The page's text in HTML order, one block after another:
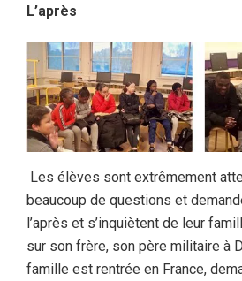
L’après
Les élèves sont extrêmement
beaucoup de questions et
l’après et s’inquiètent de leur
sur son frère, son père militaire à
famille est rentrée en France,